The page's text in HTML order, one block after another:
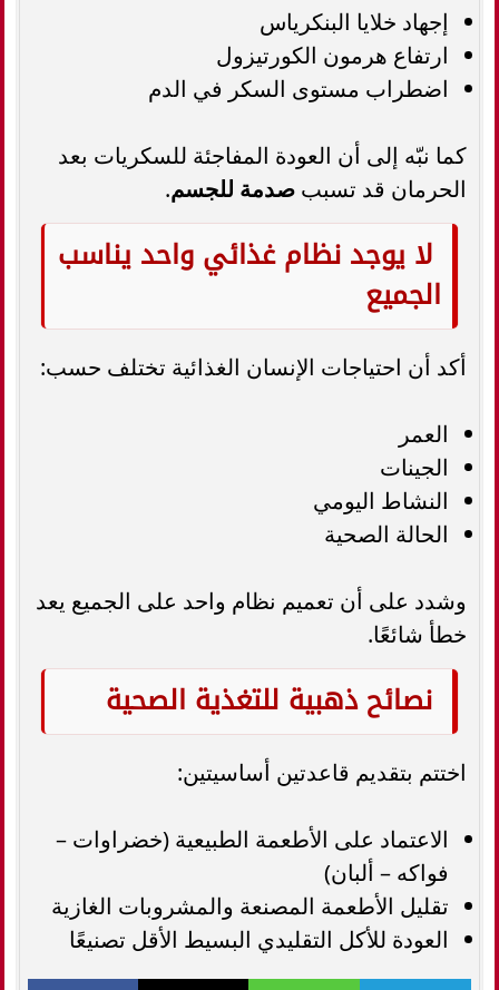
إجهاد خلايا البنكرياس
ارتفاع هرمون الكورتيزول
اضطراب مستوى السكر في الدم
كما نبّه إلى أن العودة المفاجئة للسكريات بعد
الحرمان قد تسبب صدمة للجسم.
لا يوجد نظام غذائي واحد يناسب
الجميع
أكد أن احتياجات الإنسان الغذائية تختلف حسب:
العمر
الجينات
النشاط اليومي
الحالة الصحية
وشدد على أن تعميم نظام واحد على الجميع يعد
خطأ شائعًا.
نصائح ذهبية للتغذية الصحية
اختتم بتقديم قاعدتين أساسيتين:
الاعتماد على الأطعمة الطبيعية (خضراوات –
فواكه – ألبان)
تقليل الأطعمة المصنعة والمشروبات الغازية
العودة للأكل التقليدي البسيط الأقل تصنيعًا